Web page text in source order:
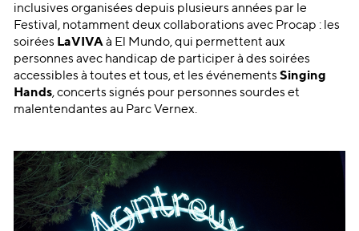
inclusives organisées depuis plusieurs années par le
Festival, notamment deux collaborations avec Procap : les
soirées LaVIVAà El Mundo, qui permettent aux
personnes avec handicap de participer à des soirées
accessibles à toutes et tous, et les événements Singing
Hands, concerts signés pour personnes sourdes et
malentendantes au Parc Vernex.